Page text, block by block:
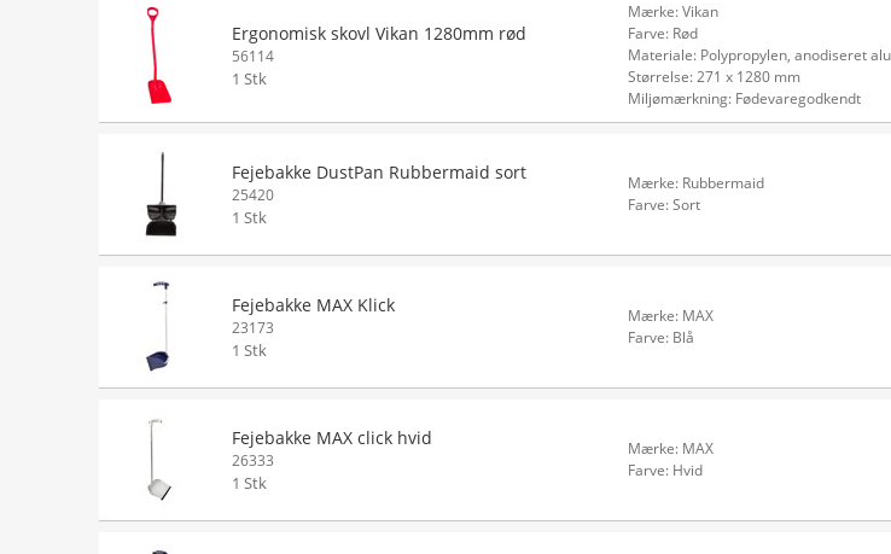
Ergonomisk skovl Vikan 1280mm rød
56114
1 Stk
Mærke: Vikan
Farve: Rød
Materiale: Polypropylen, anodiseret
Størrelse: 271 x 1280 mm
Miljømærkning: Fødevaregodkendt
Fejebakke DustPan Rubbermaid sort
25420
1 Stk
Mærke: Rubbermaid
Farve: Sort
Fejebakke MAX Klick
23173
1 Stk
Mærke: MAX
Farve: Blå
Fejebakke MAX click hvid
26333
1 Stk
Mærke: MAX
Farve: Hvid